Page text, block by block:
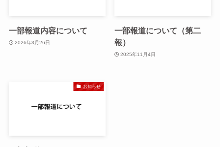
一部報道内容について
2026年3月26日
一部報道について（第二
報）
2025年11月4日
お知らせ